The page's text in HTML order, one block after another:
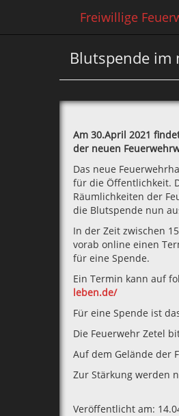
Freiwillige
Blutspende im
Am 30.April 2021
der neuen
Das neue
für die Öffentlichkeit.
Räumlichkeiten der
die Blutspende nun
In der Zeit zwischen
vorab online einen
für eine Spende.
Ein Termin kann auf
leben.de/
Für eine Spende ist
Die Feuerwehr Zetel
Auf dem Gelände der
Zur Stärkung werden
Veröffentlicht am: